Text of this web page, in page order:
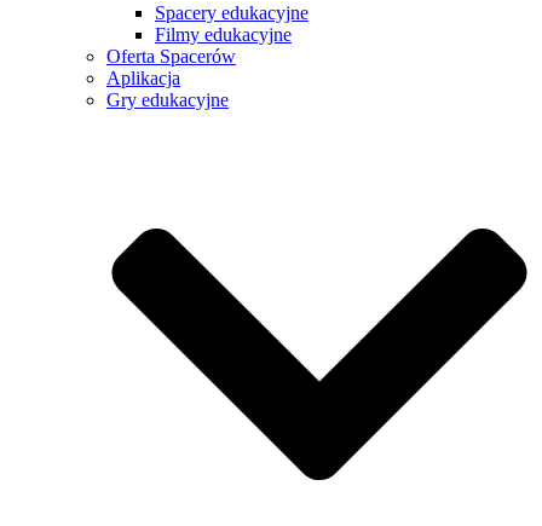
Spacery edukacyjne
Filmy edukacyjne
Oferta Spacerów
Aplikacja
Gry edukacyjne